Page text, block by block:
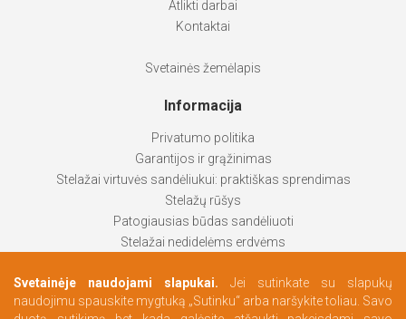
Atlikti darbai
Kontaktai
Svetainės žemėlapis
Informacija
Privatumo politika
Garantijos ir grąžinimas
Stelažai virtuvės sandėliukui: praktiškas sprendimas
Stelažų rūšys
Patogiausias būdas sandėliuoti
Stelažai nedidelėms erdvėms
Kaip pasirinkti labiausiai tinkantį produktą
Persirengimo erdvės pagal Jūsų poreikius
Svetainėje naudojami slapukai. Jei sutinkate su slapukų
naudojimu spauskite mygtuką „Sutinku“ arba naršykite toliau. Savo